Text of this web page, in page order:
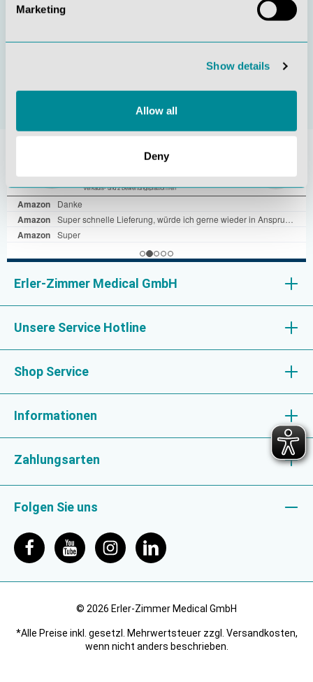
Marketing
Show details
Allow all
Deny
genommen und dieAGBgelesen und bin mit ihnen
dieDatenschutzrichtlinieundNutzungsbedingungen.
Erler-Zimmer Medical GmbH
Unsere Service Hotline
Shop Service
Informationen
Zahlungsarten
Folgen Sie uns
© 2026 Erler-Zimmer Medical GmbH
*Alle Preise inkl. gesetzl. Mehrwertsteuer zzgl. Versandkosten,
wenn nicht anders beschrieben.